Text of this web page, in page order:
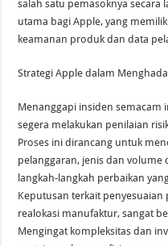
salah satu pemasoknya secara
utama bagi Apple, yang
keamanan produk dan data
Strategi Apple dalam
Menanggapi insiden semacam
segera melakukan penilaian
Proses ini dirancang untuk
pelanggaran, jenis dan volume
langkah-langkah perbaikan
Keputusan terkait
realokasi manufaktur, sangat
Mengingat kompleksitas dan